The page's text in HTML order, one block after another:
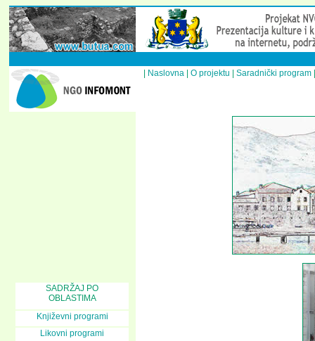
SADRŽAJ PO
OBLASTIMA
Književni programi
Likovni programi
Naslovna| O projektu Saradnički program